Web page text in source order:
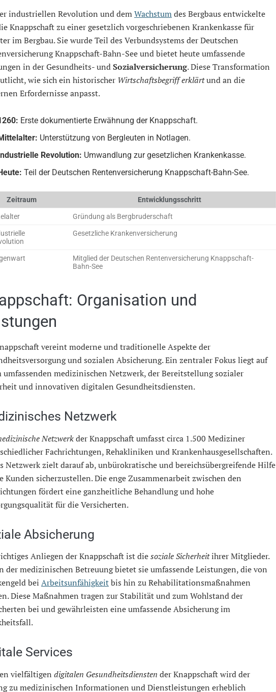
industriellen Revolution und demWachstumdes Bergbaus entwickelte
Knappschaft zu einer gesetzlich vorgeschriebenen Krankenkasse für
im Bergbau. Sie wurde Teil des Verbundsystems der Deutschen
Knappschaft-Bahn-See und bietet heute umfassende
in der Gesundheits- undSozialversicherung. Diese Transformation
wie sich ein historischer Wirtschaftsbegriff erklärtund an die
Erfordernisse anpasst.
Erste dokumentierte Erwähnung der Knappschaft.
Unterstützung von Bergleuten in Notlagen.
Revolution: Umwandlung zur gesetzlichen Krankenkasse.
Teil der Deutschen Rentenversicherung Knappschaft-Bahn-See.
Zeitraum Entwicklungsschritt
Gründung als Bergbruderschaft
Gesetzliche Krankenversicherung
Mitglied der Deutschen Rentenversicherung Knappschaft-
Bahn-See
Organisation und
vereint moderne und traditionelle Aspekte der
und sozialen Absicherung. Ein zentraler Fokus liegt auf
umfassenden medizinischen Netzwerk, der Bereitstellung sozialer
und innovativen digitalen Gesundheitsdiensten.
Netzwerk
Netzwerkder Knappschaft umfasst circa 1.500 Mediziner
Fachrichtungen, Rehakliniken und Krankenhausgesellschaften.
Netzwerk zielt darauf ab, unbürokratische und bereichsübergreifende Hilfe
Kunden sicherzustellen. Die enge Zusammenarbeit zwischen den
fördert eine ganzheitliche Behandlung und hohe
für die Versicherten.
Absicherung
Anliegen der Knappschaft ist diesoziale Sicherheitihrer Mitglieder.
der medizinischen Betreuung bietet sie umfassende Leistungen, die von
bei Arbeitsunfähigkeitbis hin zu Rehabilitationsmaßnahmen
Diese Maßnahmen tragen zur Stabilität und zum Wohlstand der
bei und gewährleisten eine umfassende Absicherung im
Services
vielfältigen digitalen Gesundheitsdiensten der Knappschaft wird der
zu medizinischen Informationen und Dienstleistungen erheblich